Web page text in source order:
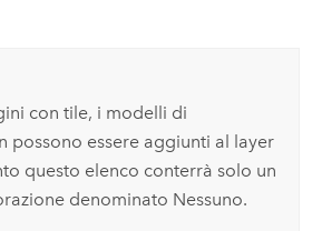
con tile, i modelli di
possono essere aggiunti al layer
questo elenco conterrà solo un
denominato Nessuno.